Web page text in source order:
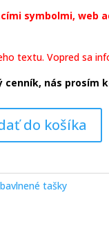
symbolmi, web
textu. Vopred sa
cenník, nás prosím
do košíka
tašky